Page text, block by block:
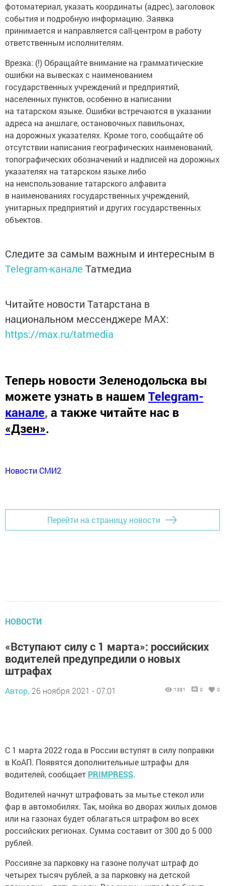
фотоматериал, указать координаты (адрес), заголовок
события и подробную информацию. Заявка
принимается и направляется call-центром в работу
ответственным исполнителям.
Врезка: (!) Обращайте внимание на грамматические
ошибки на вывесках с наименованием
государственных учреждений и предприятий,
населенных пунктов, особенно в написании
на татарском языке. Ошибки встречаются в указании
адреса на аншлаге, остановочных павильонах,
на дорожных указателях. Кроме того, сообщайте об
отсутствии написания географических наименований,
топографических обозначений и надписей на дорожных
указателях на татарском языке либо
на неиспользование татарского алфавита
в наименованиях государственных учреждений,
унитарных предприятий и других государственных
объектов.
Следите за самым важным и интересным в
Telegram-канале Татмедиа
Читайте новости Татарстана в
национальном мессенджере MАХ:
https://max.ru/tatmedia
Теперь новости Зеленодольска вы
можете узнать в нашем Telegram-
канале, а также читайте нас в
«Дзен».
Новости СМИ2
Перейти на страницу новости
НОВОСТИ
«Вступают силу с 1 марта»: российских
водителей предупредили о новых
штрафах
Автор, 26 ноября 2021 - 07:01 1381 0 0
С 1 марта 2022 года в России вступят в силу поправки
в КоАП. Появятся дополнительные штрафы для
водителей, сообщает PRIMPRESS.
Водителей начнут штрафовать за мытье стекол или
фар в автомобилях. Так, мойка во дворах жилых домов
или на газонах будет облагаться штрафом во всех
российских регионах. Сумма составит от 300 до 5 000
рублей.
Россияне за парковку на газоне получат штраф до
четырех тысяч рублей, а за парковку на детской